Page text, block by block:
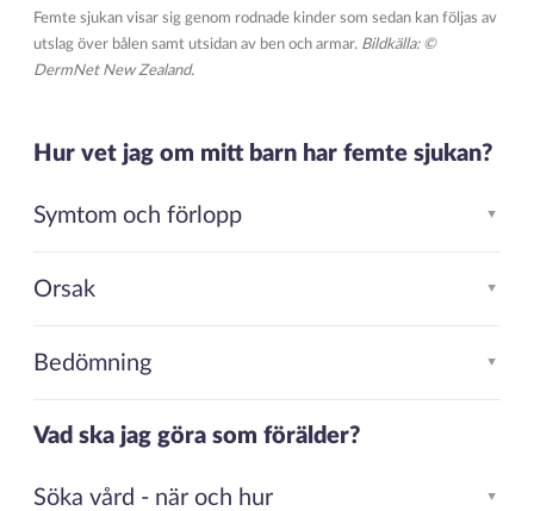
Femte sjukan visar sig genom rodnade kinder som sedan kan följas av
utslag över bålen samt utsidan av ben och armar. Bildkälla: ©
DermNet New Zealand.
Hur vet jag om mitt barn har femte sjukan?
Symtom och förlopp ▲
Orsak ▲
Bedömning ▲
Vad ska jag göra som förälder?
Söka vård - när och hur ▲